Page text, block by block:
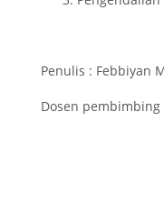
Penulis : Febbiyan
Dosen pembimbing